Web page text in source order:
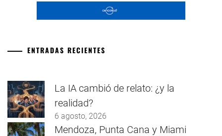
ENTRADAS RECIENTES
La IA cambió de relato: ¿y la
realidad?
6 agosto, 2026
Mendoza, Punta Cana y Miami